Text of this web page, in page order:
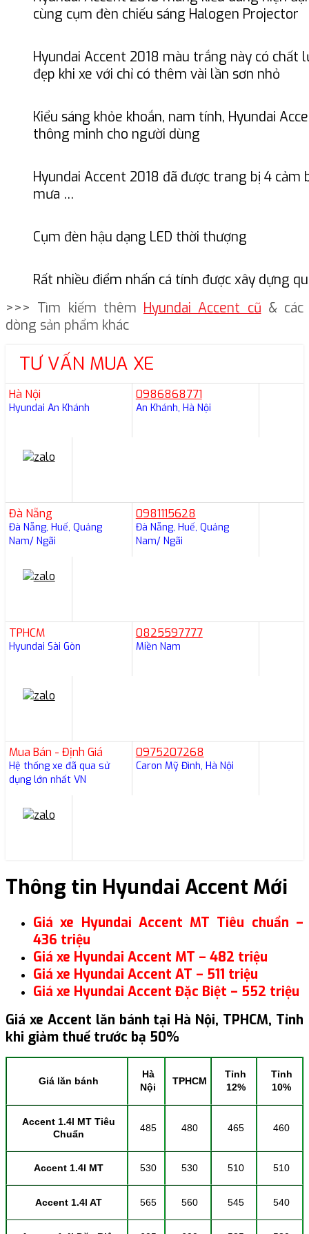
cùng cụm đèn chiếu sáng Halogen Projector
Hyundai Accent 2018 màu trắng này có chất
đẹp khi xe với chỉ có thêm vài lần sơn nhỏ
Kiểu sáng khỏe khoắn, nam tính, Hyundai
thông minh cho người dùng
Hyundai Accent 2018 đã được trang bị 4 cảm
mưa …
Cụm đèn hậu dạng LED thời thượng
Rất nhiều điểm nhấn cá tính được xây dựng
>>> Tìm kiếm thêm Hyundai Accent cũ & các
dòng sản phẩm khác
TƯ VẤN MUA XE
Hà Nội
Hyundai An Khánh
0986868771
An Khánh, Hà Nội
Đà Nẵng
Đà Nẵng, Huế, Quảng
Nam/ Ngãi
0981115628
Đà Nẵng, Huế, Quảng
Nam/ Ngãi
TPHCM
Hyundai Sài Gòn
0825597777
Miền Nam
Mua Bán - Định Giá
Hệ thống xe đã qua sử
dụng lớn nhất VN
0975207268
Caron Mỹ Đình, Hà Nội
Thông tin Hyundai Accent Mới
Giá xe Hyundai Accent MT Tiêu chuẩn –
436 triệu
Giá xe Hyundai Accent MT – 482 triệu
Giá xe Hyundai Accent AT – 511 triệu
Giá xe Hyundai Accent Đặc Biệt – 552 triệu
Giá xe Accent lăn bánh tại Hà Nội, TPHCM, Tỉnh
khi giảm thuế trước bạ 50%
Giá lăn bánh
Hà
Nội
TPHCM
Tỉnh
12%
Tỉnh
10%
Accent 1.4l MT Tiêu
Chuẩn
485 480 465 460
Accent 1.4l MT 530 530 510 510
Accent 1.4l AT 565 560 545 540